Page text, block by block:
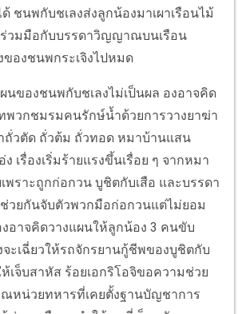
ชนพกับชเลงส่งลูกน้องมาเผาเรือนไม้
ร่วมมือกับบรรดาวิญญาณบนเรือน
ของชนพกระเจิงไปหมด
ของชนพกับชเลงไม่เป็นผล องอาจคิด
พวกชมรมคนรักษ์น้ำด้วยการวางยาฆ่า
ถั่วตัด ถั่วต้ม ถั่วทอด หมาบ้านแสน
เรื่องเริ่มร้ายแรงขึ้นเรื่อย ๆ จากหมา
พราะถูกก่อกวน บูชิตกับเสือ และบรรดา
วยกันจับตัวพวกมือก่อกวนแต่ไม่ยอม
อาจคิดวางแผนให้ลูกน้อง 3 คนขับ
จะเฉี่ยวให้รถจักรยานกู้ชีพของบูชิตกับ
เจ็บสาหัส ร้อยเอกริโอจิขอความช่วย
หน่วยทหารที่เคยตั้งฐานบัญชาการ